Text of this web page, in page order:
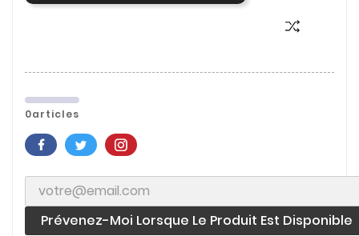
0articles
Prévenez-Moi Lorsque Le Produit Est Disponible